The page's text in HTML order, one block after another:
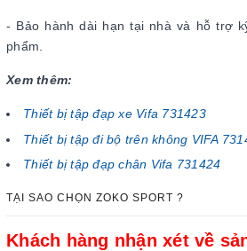
- Bảo hành dài hạn tại nhà và hỗ trợ
phẩm.
Xem thêm:
Thiết bị tập đạp xe Vifa 731423
Thiết bị tập đi bộ trên không VIFA
Thiết bị tập đạp chân Vifa 731424
TẠI SAO CHỌN ZOKO SPORT ?
Khách hàng nhận xét về